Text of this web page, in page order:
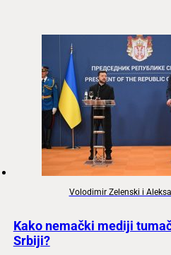
Volodimir Zelenski i
Kako nemački mediji
Srbiji?